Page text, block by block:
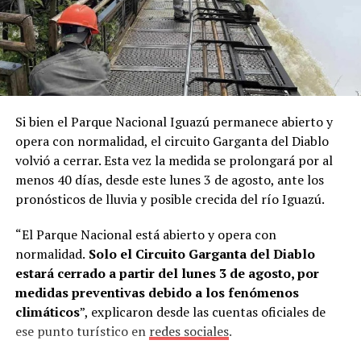
marcarles el futuro”, contó Lory.
A partir de ese contacto, el director del instituto le
ofreciódos becas de capacitacióngratuita por un mes
para operarios de la empresa, con la condición de que
cubriera los pasajes aéreos.La propuesta fue aceptada
de inmediato.
“Mi esposa es profesora de alemán en una escuela
técnica. Esa misma noche la llamé desde Alemania y
hacerlo’”, recordó.
Estudiar alemán para llegar a Alemania
Al regresar aMisiones, Lory conversó con Skölfman y
Burger, quienes aceptaron el desafío y comenzaron a
Si bien el Parque Nacional Iguazú permanece abierto y
opera con normalidad, el circuito Garganta del Diablo
volvió a cerrar. Esta vez la medida se prolongará por al
menos 40 días, desde este lunes 3 de agosto, ante los
pronósticos de lluvia y posible crecida del río Iguazú.
“El Parque Nacional está abierto y opera con
normalidad. Solo el Circuito Garganta del Diablo
estará cerrado a partir del lunes 3 de agosto, por
medidas preventivas debido a los fenómenos
climáticos”, explicaron desde las cuentas oficiales de
ese punto turístico en redes sociales.